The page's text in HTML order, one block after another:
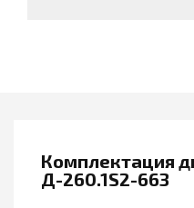
Комплектация
Д-260.1S2-663